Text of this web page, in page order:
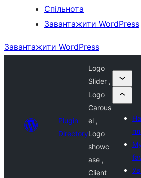
Спільнота
Завантажити WordPress
Завантажити WordPress
Plugin
Directory
Logo
Slider ,
Logo
Carous
el ,
Logo
showc
ase ,
Client